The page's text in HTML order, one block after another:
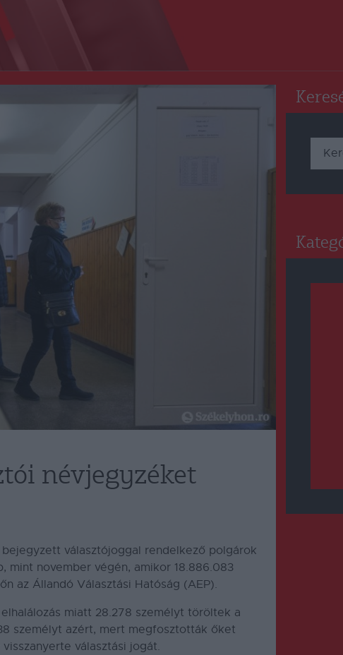
névjegyzéket
választójoggal rendelkező polgárok
mint november végén, amikor 18.886.083
az Állandó Választási Hatóság (AEP).
miatt 28.278 személyt töröltek a
személyt azért, mert megfosztották őket
választási jogát.